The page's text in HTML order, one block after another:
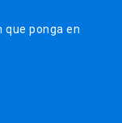
que ponga en